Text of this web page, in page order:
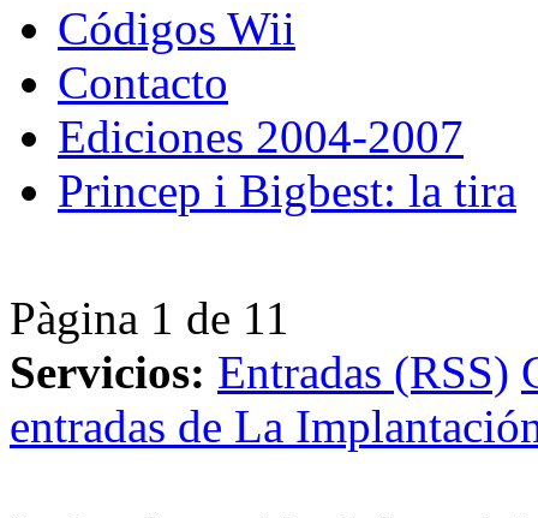
Códigos Wii
Contacto
Ediciones 2004-2007
Princep i Bigbest: la tira
Pàgina 1 de 11
Servicios: Entradas (RSS)
entradas de La